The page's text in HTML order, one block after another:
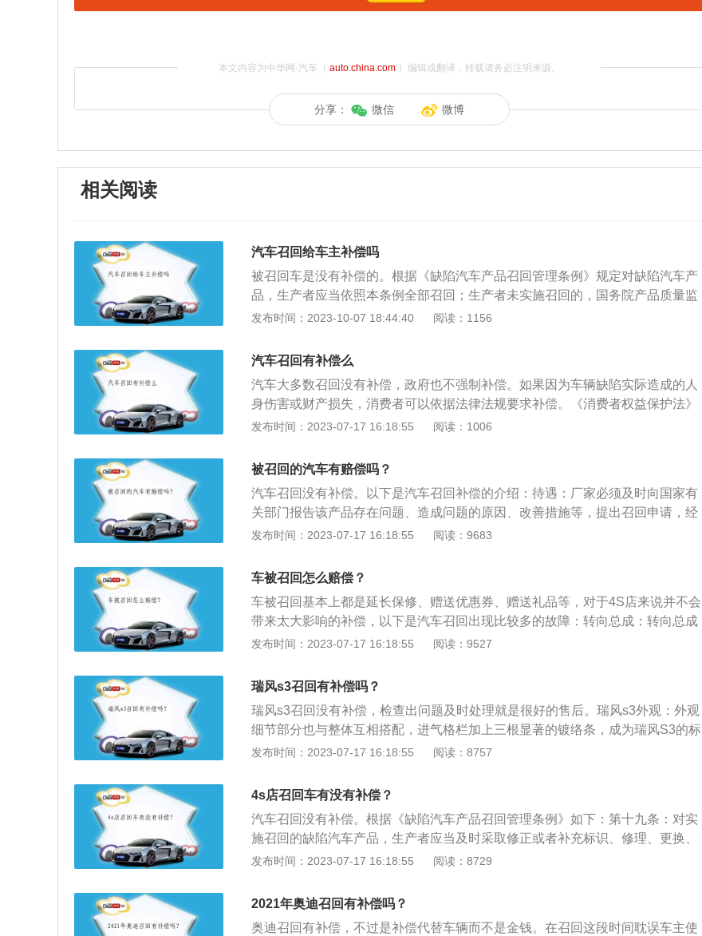
本文内容为中华网·汽车（ auto.china.com）编辑或翻译，转载请务必注明来源。
分享： 微信 微博
相关阅读
汽车召回给车主补偿吗
被召回车是没有补偿的。根据《缺陷汽车产品召回管理条例》规定对缺陷汽车产
品，生产者应当依照本条例全部召回；生产者未实施召回的，国务院产品质量监
督部门应当依照本条例责令其召回。本条例所称生产者，是指在中国境内依法设
到境内销售的企业，视为前款所称的生产者。法律依据：《缺陷汽车产品召回管
理条例》第八条对缺陷汽车产品，生产者应当依照本条例全部召回；生产者未实
施召回的，国务院产品质量监督部门应当依照本条例责令其召回。本条例所称生
产者，是指在中国境内依法设立的生产汽车产品并以其名义颁发产品合格证的企
业。从中国境外进口汽车产品到境内销售的企业，视为前款所称的生产者。第十
施召回。生产者认为其汽车产品不存在缺陷的，可以自收到通知之日起15个工作
日内向国务院产品质量监督部门提出异议，并提供证明材料。国务院产品质量监
督部门应当组织与生产者无利害关系的专家对证明材料进行论证，必要时对汽车
定期限内提出异议的，或者经国务院产品质量监督部门依照本条第二款规定组织
责令生产者实施召回；生产者应当立即停止生产、销售、进口缺陷汽车产品，并
实施召回。第十九条，对实施召回的缺陷汽车产品，生产者应当及时采取修正或
者补充标识、修理、更换、退货等措施消除缺陷。生产者应当承担消除缺陷的费
用和必要的运送缺陷汽车产品的费用。第二十四条生产者违反本条例规定，有下
10%以下的罚款；有违法所得的，并处没收违法所得；情节严重的，由许可机关
吊销有关许可：(一)未停止生产、销售或者进口缺陷汽车产品；(二)隐瞒缺陷情
况；(三)经责令召回拒不召回。
发布时间：2023-10-07 18:44:40 阅读：1156
汽车召回有补偿么
汽车大多数召回没有补偿，政府也不强制补偿。如果因为车辆缺陷实际造成的人
身伤害或财产损失，消费者可以依据法律法规要求补偿。《消费者权益保护法》
第十九条：经营者发现其提供的商品或者服务存在缺陷，采取召回措施的，经营
车产品召回的法定原因，所谓缺陷，是指由于设计、制造、标识等原因导致的在
同一批次、型号或者类别的汽车产品中普遍存在的不符合保障人身、财产安全的
国家标准、行业标准的情形或者其他危及人身、财产安全的不合理的危险。生产
者对其制造的汽车产品质量负责。具体而言，对在中国境内制造、出售的汽车产
品存在缺陷的，由生产者负责召回，进口汽车产品存在缺陷的，由进口商负责召
发布时间：2023-07-17 16:18:55 阅读：1006
被召回的汽车有赔偿吗？
汽车召回没有补偿。以下是汽车召回补偿的介绍：待遇：厂家必须及时向国家有
关部门报告该产品存在问题、造成问题的原因、改善措施等，提出召回申请，经
批准后对在用车辆进行改造，以消除事故隐患。法律：《消费者权益保护法》第
当承担消费者因商品被召回支出的必要费用。车主可以依据这条法规和4S店沟通
交通费用或者误工费用的补偿。
发布时间：2023-07-17 16:18:55 阅读：9683
车被召回怎么赔偿？
车被召回基本上都是延长保修、赠送优惠券、赠送礼品等，对于4S店来说并不会
带来太大影响的补偿，以下是汽车召回出现比较多的故障：转向总成：转向总成
和制动总成上的零部件失效，按照常规来说，正常行驶等导致制动力下降。燃油
油等不明液体泄漏。发动机总成：发动机总成主要是发动机异响和油门踏板卡
住，其中发动机异响事关重大，轻则进气系统堵塞、重则活塞连杆、曲轴受损。
质量问题：在8万公里数或者3年内轮胎开裂，出现裂纹或鼓包，这都属于质量问
题；座椅靠背或者内饰出现刺鼻异味、长时间不能散去属于质量问题。
发布时间：2023-07-17 16:18:55 阅读：9527
瑞风s3召回有补偿吗？
瑞风s3召回没有补偿，检查出问题及时处理就是很好的售后。瑞风s3外观：外观
细节部分也与整体互相搭配，进气格栏加上三根显著的镀络条，成为瑞风S3的标
志。前后灯设计加上车窗线条，车窗及下门槛则采用镀烙装饰。瑞风s3内饰：瑞
感。仪表采用双炮筒设计，行车信息显示清晰，仪表亮度可调。三幅式多功能方
向盘，真皮包裹，集成音响控制+定速巡航+蓝牙功能，操作简便。
发布时间：2023-07-17 16:18:55 阅读：8757
4s店召回车有没有补偿？
汽车召回没有补偿。根据《缺陷汽车产品召回管理条例》如下：第十九条：对实
施召回的缺陷汽车产品，生产者应当及时采取修正或者补充标识、修理、更换、
退货等措施消除缺陷。生产者应当承担消除缺陷的费用和必要的运送缺陷汽车产
监督部门责令改正，处缺陷汽车产品货值金额百分之1以上百分之10以下的罚
款；有违法所得，并处没收违法所得；情节严重，由许可机关吊销有关许可。
发布时间：2023-07-17 16:18:55 阅读：8729
2021年奥迪召回有补偿吗？
奥迪召回有补偿，不过是补偿代替车辆而不是金钱。在召回这段时间耽误车主使